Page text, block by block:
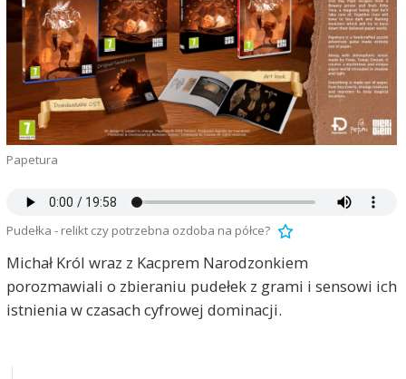
Papetura
Pudełka - relikt czy potrzebna ozdoba na półce?
Michał Król wraz z Kacprem Narodzonkiem
porozmawiali o zbieraniu pudełek z grami i sensowi ich
istnienia w czasach cyfrowej dominacji.